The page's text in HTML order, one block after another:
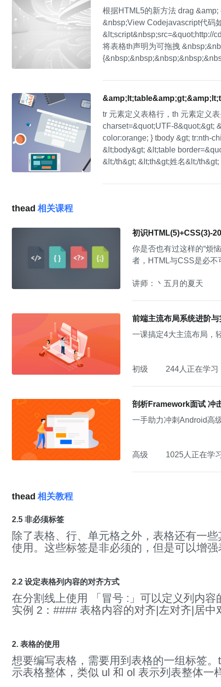
根据HTML5的新方法 drag
&nbsp;View Codejavascript代码
&lt;script&nbsp;src=&quot;http://
将表格th声明为可拖拽
tr 元素定义表格行，th 元素定义
charset=&quot;UTF-8&quot;&gt;
color:orange; } tbody &gt; tr:nth-
&lt;body&gt; &lt;table
&lt;/th&gt; &lt;th&gt;姓名&lt;/
thead 相关课程
初识HTML(5)+CSS(3)-
你是否也有过这样的“烦恼”： * 对前端技术感兴趣不知道从何学起？ * 想从事前端工作却没有基础？ 想要成为
者，HTML与CSS是必不可少的技
基本的概念讲起，逐步
讲师：丶五月的夏天
前端主流布局系统进阶与
一课搞定4大主流布局，
初级 244人正在学习
剖析Framework面试 冲
一手助力冲刺Android高
高级 1025人正在学
thead 相关教程
2.5 非必须标签
除了表格、行、单元格之外，表格还有一
使用。这些标签是非必须的，但是可以增
有本质的区别。thead实质上是用于对表格
组，用于告诉开发者或者搜索引擎表格的
部分是内容，哪部分是尾部。所以说thead
、tfoot 结合使用才有效果，正常情况下定
式。目前主流的浏览器大都支持
签，例如：9882.5.2 col 和 colgroup 标签
表格中的列统一设置属性值，使用它主要
量。它是一个单标签，无需结束标签，
2.2 设定表格列内容的对齐方式
在分割线上使用 「冒号 :」可以定义列内容
实例 2：#### 表格内容的对齐|左对齐|居中
<tr><th align="left">左对齐</th><th
对齐</th><th align="right">右对齐</th></
<tbody><tr><td align="left">1</td><td
三</td><td align="right">17岁</td></
2. 表格的使用
想要编写表格，需要用到表格的一组标签
示表格整体，类似 ul 和 ol 表示列表整体一